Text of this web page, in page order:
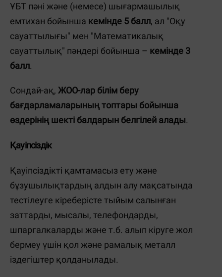
ҰБТ пәні және (немесе) шығармашылық
емтихан бойынша кемінде 5 балл, ал "Оқу
сауаттылығы" мен "Математикалық
сауаттылық" пәндері бойынша – кемінде 3
балл.
Сондай-ақ, ЖОО-лар білім беру
бағдарламаларының топтары бойынша
өздерінің шекті балдарын белгілей алады.
Қауіпсіздік
Қауіпсіздікті қамтамасыз ету және
бұзушылықтардың алдын алу мақсатында
тестілеуге кіреберісте тыйым салынған
заттарды, мысалы, телефондарды,
шпаргалкаларды және т.б. алып кіруге жол
бермеу үшін қол және рамалық металл
іздегіштер қолданылады.